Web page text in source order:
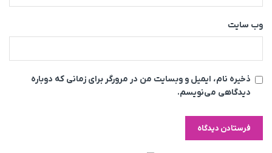
وب‌ سایت
ذخیره نام، ایمیل و وبسایت من در مرورگر برای زمانی که دوباره
دیدگاهی می‌نویسم.